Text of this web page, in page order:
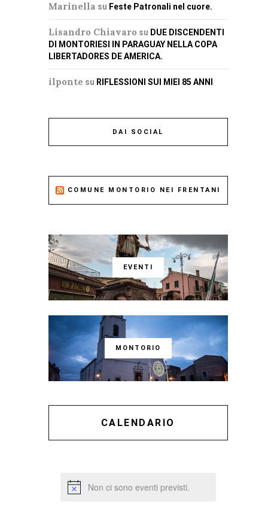
Marinella su Feste Patronali nel cuore.
Lisandro Chiavaro su DUE DISCENDENTI
DI MONTORIESI IN PARAGUAY NELLA COPA
LIBERTADORES DE AMERICA.
ilponte su RIFLESSIONI SUI MIEI 85 ANNI
DAI SOCIAL
COMUNE MONTORIO NEI FRENTANI
EVENTI
MONTORIO
CALENDARIO
Non ci sono eventi previsti.